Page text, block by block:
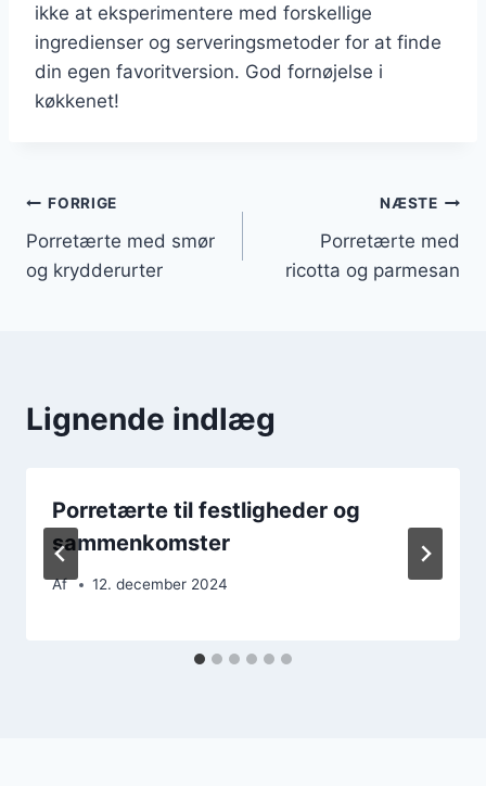
ikke at eksperimentere med forskellige
ingredienser og serveringsmetoder for at finde
din egen favoritversion. God fornøjelse i
køkkenet!
Indlægsnavigation
FORRIGE
Porretærte med smør
og krydderurter
NÆSTE
Porretærte med
ricotta og parmesan
Lignende indlæg
Porretærte til festligheder og
sammenkomster
Af 12. december 2024